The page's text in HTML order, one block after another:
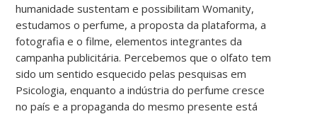
humanidade sustentam e possibilitam Womanity,
estudamos o perfume, a proposta da plataforma, a
fotografia e o filme, elementos integrantes da
campanha publicitária. Percebemos que o olfato tem
sido um sentido esquecido pelas pesquisas em
Psicologia, enquanto a indústria do perfume cresce
no país e a propaganda do mesmo presente está